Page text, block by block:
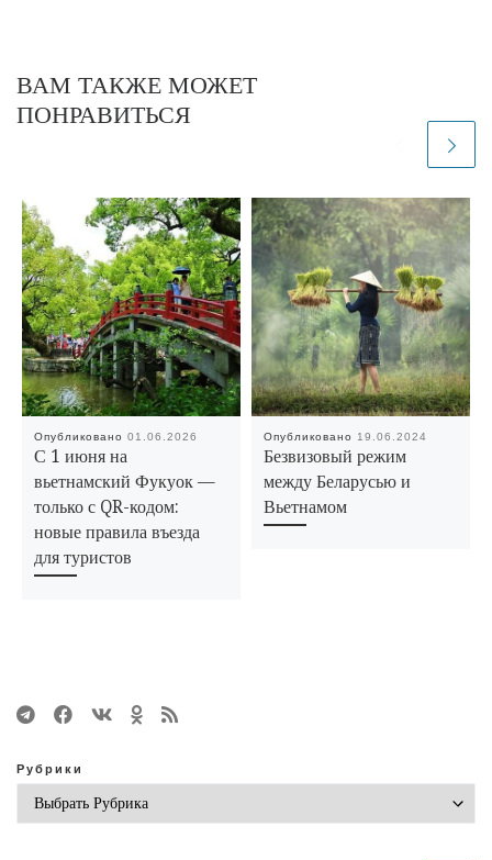
ВАМ ТАКЖЕ МОЖЕТ
ПОНРАВИТЬСЯ
Опубликовано01.06.2026
С 1 июня на
вьетнамский Фукуок —
только с QR-кодом:
новые правила въезда
для туристов
Опубликовано 19.06.2024
Безвизовый режим
между Беларусью и
Вьетнамом
Рубрики